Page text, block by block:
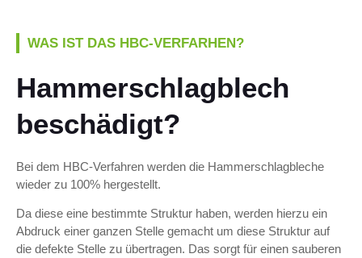
WAS IST DAS HBC-VERFARHEN?
Hammerschlagblech
beschädigt?
Bei dem HBC-Verfahren werden die Hammerschlagbleche
wieder zu 100% hergestellt.
Da diese eine bestimmte Struktur haben, werden hierzu ein
Abdruck einer ganzen Stelle gemacht um diese Struktur auf
die defekte Stelle zu übertragen. Das sorgt für einen sauberen